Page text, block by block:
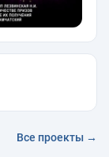
Все проекты →